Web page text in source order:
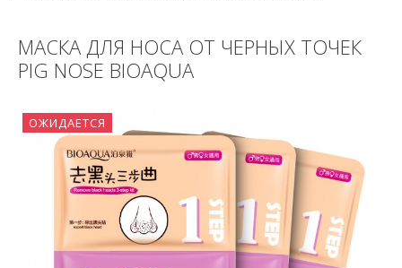
МАСКА ДЛЯ НОСА ОТ ЧЕРНЫХ ТОЧЕК
PIG NOSE BIOAQUA
ОЖИДАЕТСЯ